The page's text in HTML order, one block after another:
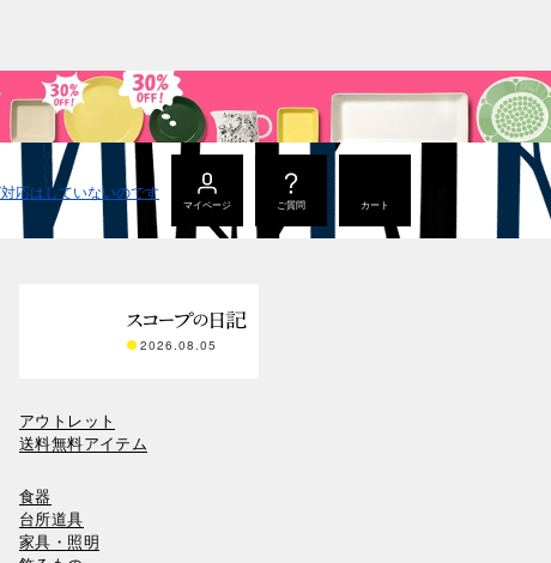
マイページ ご質問 カート
2026.08.05
アウトレット
送料無料アイテム
食器
台所道具
家具・照明